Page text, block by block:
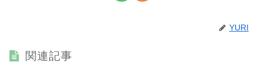
YURI
関連記事